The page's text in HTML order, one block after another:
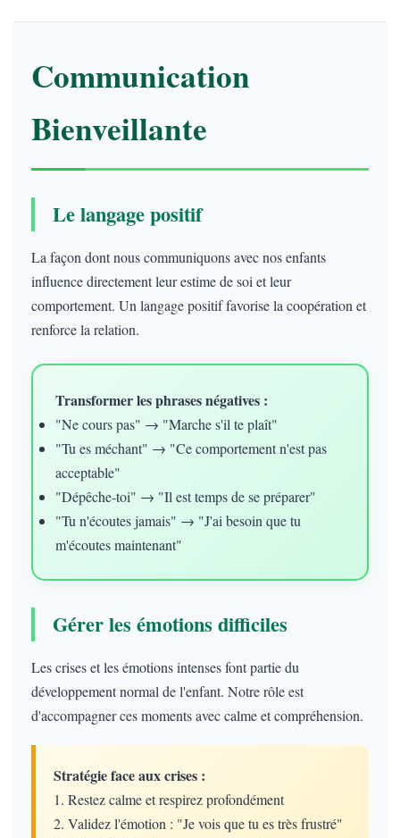
Communication
Bienveillante
Le langage positif
La façon dont nous communiquons avec nos enfants
influence directement leur estime de soi et leur
comportement. Un langage positif favorise la coopération et
renforce la relation.
Transformer les phrases négatives :
"Ne cours pas" → "Marche s'il te plaît"
"Tu es méchant" → "Ce comportement n'est pas
acceptable"
"Dépêche-toi" → "Il est temps de se préparer"
"Tu n'écoutes jamais" → "J'ai besoin que tu
m'écoutes maintenant"
Gérer les émotions difficiles
Les crises et les émotions intenses font partie du
développement normal de l'enfant. Notre rôle est
d'accompagner ces moments avec calme et compréhension.
Stratégie face aux crises :
1. Restez calme et respirez profondément
2. Validez l'émotion : "Je vois que tu es très frustré"